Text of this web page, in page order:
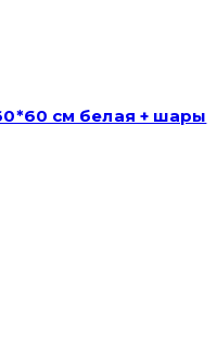
см белая + шары